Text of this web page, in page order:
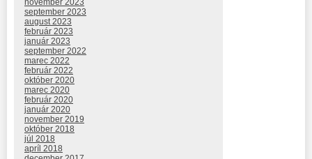
november 2023
september 2023
august 2023
február 2023
január 2023
september 2022
marec 2022
február 2022
október 2020
marec 2020
február 2020
január 2020
november 2019
október 2018
júl 2018
apríl 2018